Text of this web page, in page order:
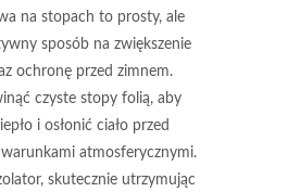
na stopach to prosty, ale
sposób na zwiększenie
ochronę przed zimnem.
czyste stopy folią, aby
i osłonić ciało przed
atmosferycznymi.
, skutecznie utrzymując